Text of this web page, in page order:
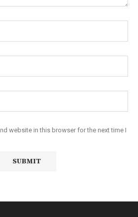
website in this browser for the next time I